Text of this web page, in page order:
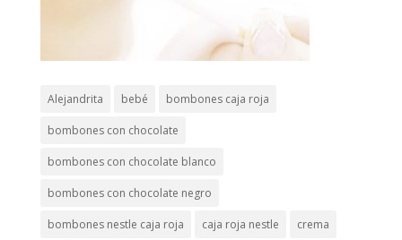
Alejandrita bebé bombones caja roja
bombones con chocolate
bombones con chocolate blanco
bombones con chocolate negro
bombones nestle caja roja caja roja nestle crema